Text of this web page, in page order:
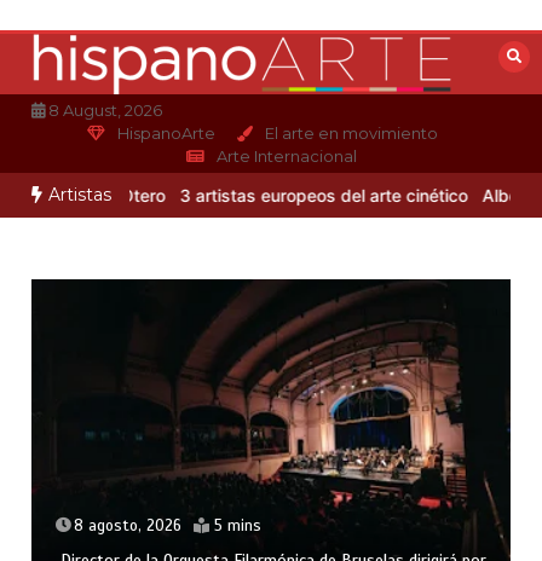
contenido
8 August, 2026
HispanoArte
El arte en movimiento
Arte Internacional
Artistas
Alejandro Otero 3 artistas europeos del arte cinético Albert
8 agosto, 2026 5 mins